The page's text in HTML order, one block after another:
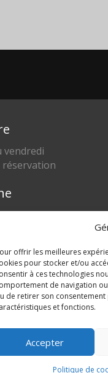
offrir les meilleures
pour stocker et/ou
à ces technologies
de navigation
de retirer son
et fonctions.
Accepter
Politique de
vendredi
réservation
Poirier
MIGNAFANS
–